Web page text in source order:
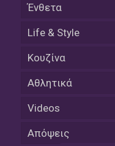
Ένθετα
Life & Style
Κουζίνα
Αθλητικά
Videos
Απόψεις